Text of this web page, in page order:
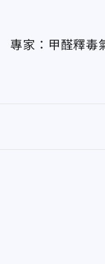
專家：甲醛釋毒